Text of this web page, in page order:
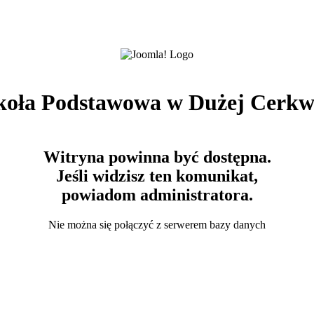
Podstawowa w Dużej
Witryna powinna być dostępna.
Jeśli widzisz ten komunikat,
powiadom administratora.
Nie można się połączyć z serwerem bazy danych